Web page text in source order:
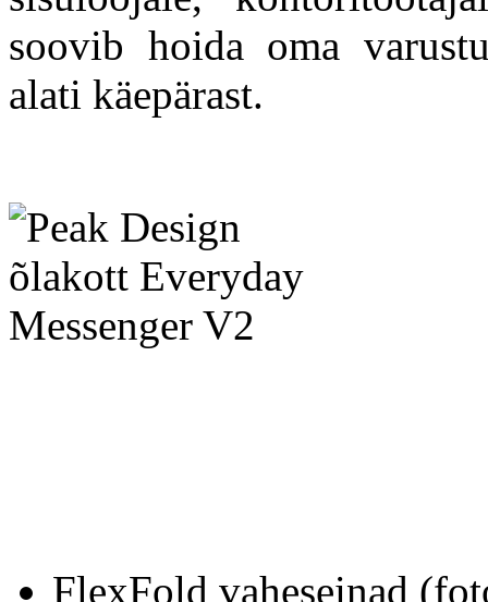
soovib hoida oma
alati käepärast.
FlexFold vaheseinad